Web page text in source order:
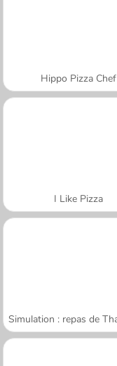
Hippo Pizza Chef
I Like Pizza